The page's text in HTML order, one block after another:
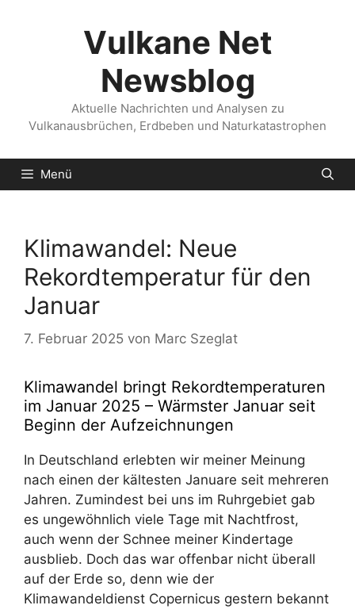
Vulkane Net
Newsblog
Aktuelle Nachrichten und Analysen zu
Vulkanausbrüchen, Erdbeben und Naturkatastrophen
Menü
Klimawandel: Neue
Rekordtemperatur für den
Januar
7. Februar 2025 von Marc Szeglat
Klimawandel bringt Rekordtemperaturen
im Januar 2025 – Wärmster Januar seit
Beginn der Aufzeichnungen
In Deutschland erlebten wir meiner Meinung
nach einen der kältesten Januare seit mehreren
Jahren. Zumindest bei uns im Ruhrgebiet gab
es ungewöhnlich viele Tage mit Nachtfrost,
auch wenn der Schnee meiner Kindertage
ausblieb. Doch das war offenbar nicht überall
auf der Erde so, denn wie der
Klimawandeldienst Copernicus gestern bekannt